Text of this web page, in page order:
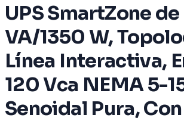
UPS SmartZone
VA/1350 W,
Línea Interactiva,
120 Vca NEMA 5-
Senoidal Pura, Con